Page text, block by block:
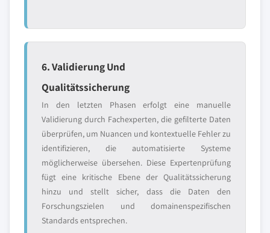
6. Validierung Und
Qualitätssicherung
In den letzten Phasen erfolgt eine manuelle
Validierung durch Fachexperten, die gefilterte Daten
überprüfen, um Nuancen und kontextuelle Fehler zu
identifizieren, die automatisierte Systeme
möglicherweise übersehen. Diese Expertenprüfung
fügt eine kritische Ebene der Qualitätssicherung
hinzu und stellt sicher, dass die Daten den
Forschungszielen und domainenspezifischen
Standards entsprechen.